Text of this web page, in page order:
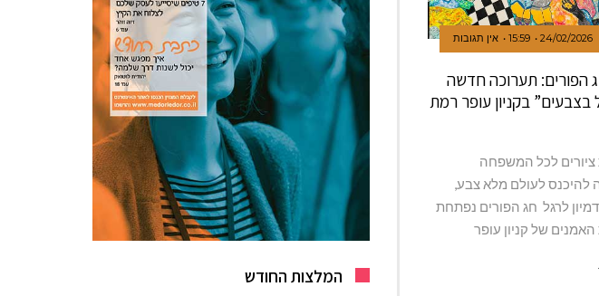
24/02/2026
15:59 אין תגובות
הפורים: תערוכה חדשה
בצבעים” בקניון עופר רמת
ציורים לכל המשפחה
להיכנס לעולם מלא צבע,
לרגל חג הפורים נפתחת
האמנים של קניון עופר
המלצות החודש